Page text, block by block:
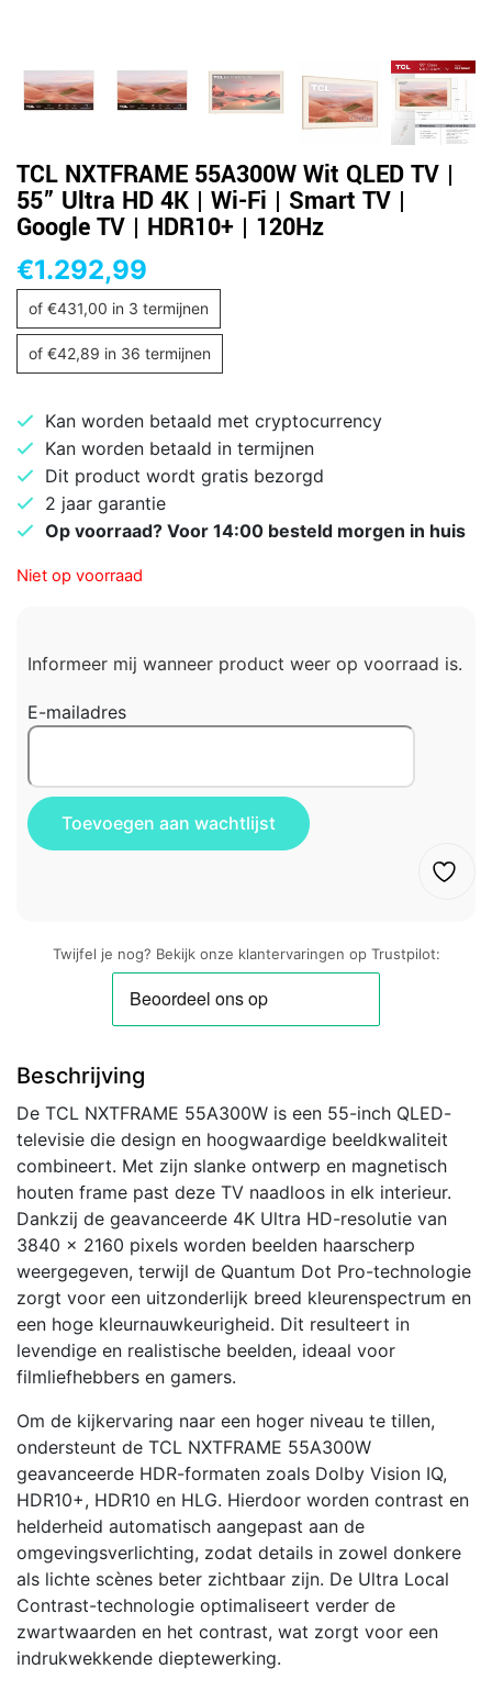
TCL NXTFRAME 55A300W Wit QLED TV |
55” Ultra HD 4K | Wi-Fi | Smart TV |
Google TV | HDR10+ | 120Hz
€1.292,99
of €431,00 in 3 termijnen
of €42,89 in 36 termijnen
Kan worden betaald met cryptocurrency
Kan worden betaald in termijnen
Dit product wordt gratis bezorgd
2 jaar garantie
Op voorraad? Voor 14:00 besteld morgen in huis
Niet op voorraad
Informeer mij wanneer product weer op voorraad is.
E-mailadres
Twijfel je nog? Bekijk onze klantervaringen op Trustpilot:
Beschrijving
De TCL NXTFRAME 55A300W is een 55-inch QLED-
televisie die design en hoogwaardige beeldkwaliteit
combineert. Met zijn slanke ontwerp en magnetisch
houten frame past deze TV naadloos in elk interieur.
Dankzij de geavanceerde 4K Ultra HD-resolutie van
3840 x 2160 pixels worden beelden haarscherp
weergegeven, terwijl de Quantum Dot Pro-technologie
zorgt voor een uitzonderlijk breed kleurenspectrum en
een hoge kleurnauwkeurigheid. Dit resulteert in
levendige en realistische beelden, ideaal voor
filmliefhebbers en gamers.
Om de kijkervaring naar een hoger niveau te tillen,
ondersteunt de TCL NXTFRAME 55A300W
geavanceerde HDR-formaten zoals Dolby Vision IQ,
HDR10+, HDR10 en HLG. Hierdoor worden contrast en
helderheid automatisch aangepast aan de
omgevingsverlichting, zodat details in zowel donkere
als lichte scènes beter zichtbaar zijn. De Ultra Local
Contrast-technologie optimaliseert verder de
zwartwaarden en het contrast, wat zorgt voor een
indrukwekkende dieptewerking.